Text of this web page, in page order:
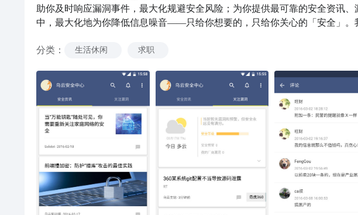
助你及时响应漏洞事件，最大化规避安全风险；为你提供最可靠的安全资讯
中，最大化地为你降低信息噪音——只给你想要的，只给你关心的「安全」。
何意见或建议均可反馈给我们，你的建议对我们弥足珍贵，将会帮助我们做到
乌云安全中心真正能带给你想要的「安全」。
分类 ： 生活休闲 求职